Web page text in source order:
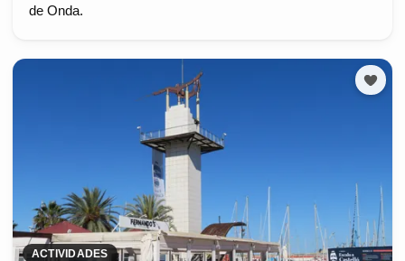
de Onda.
ACTIVIDADES